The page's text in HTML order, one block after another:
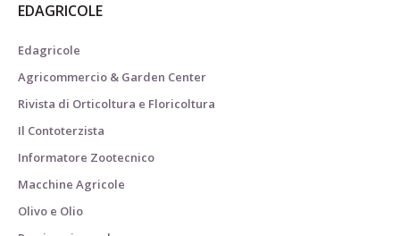
EDAGRICOLE
Edagricole
Agricommercio & Garden Center
Rivista di Orticoltura e Floricoltura
Il Contoterzista
Informatore Zootecnico
Macchine Agricole
Olivo e Olio